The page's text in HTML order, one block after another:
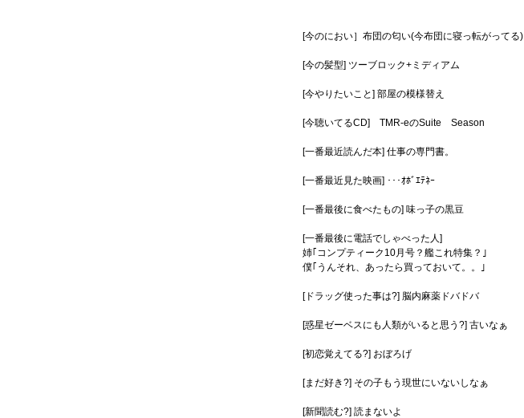
[今のにおい］布団の匂い(今布団に寝っ転がってる)
[今の髪型] ツーブロック+ミディアム
[今やりたいこと] 部屋の模様替え
[今聴いてるCD] TMR-eのSuite Season
[一番最近読んだ本] 仕事の専門書。
[一番最近見た映画] ･･･ｵﾎﾞｴﾃﾈｰ
[一番最後に食べたもの] 味っ子の黒豆
[一番最後に電話でしゃべった人]
姉｢コンプティーク10月号？艦これ特集？｣
僕｢うんそれ、あったら買っておいて。。｣
[ドラッグ使った事は?] 脳内麻薬ドバドバ
[惑星ゼーベスにも人類がいると思う?] 古いなぁ
[初恋覚えてる?] おぼろげ
[まだ好き?] その子もう現世にいないしなぁ
[新聞読む?] 読まないよ